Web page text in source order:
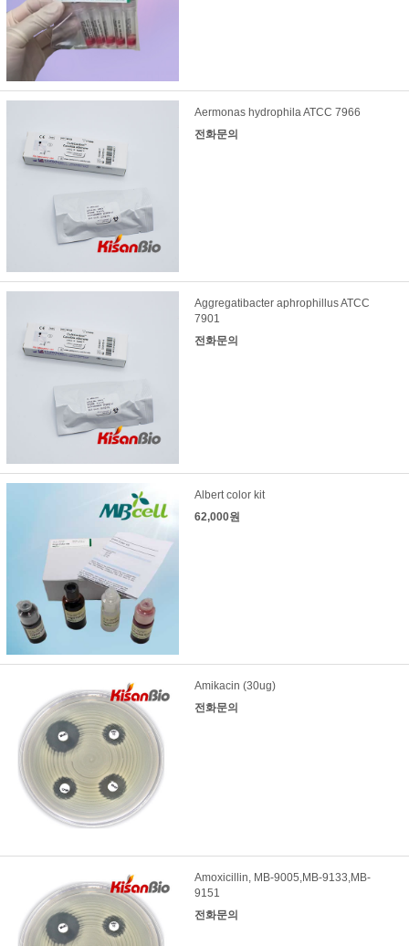
Aermonas hydrophila ATCC 7966
전화문의
Aggregatibacter aphrophillus ATCC
7901
전화문의
Albert color kit
62,000원
Amikacin (30ug)
전화문의
Amoxicillin, MB-9005,MB-9133,MB-
9151
전화문의